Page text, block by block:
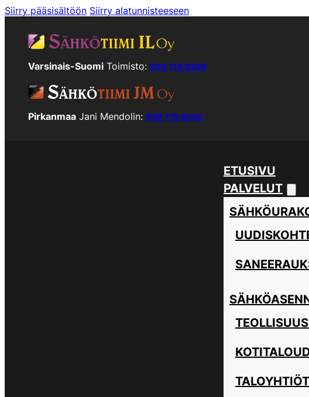
Siirry pääsisältöön Siirry alatunnisteeseen
Varsinais-Suomi Toimisto: 020 718 8300
Pirkanmaa Jani Mendolin: 040 775 6050
ETUSIVU
PALVELUT
TALOYHTIÖT